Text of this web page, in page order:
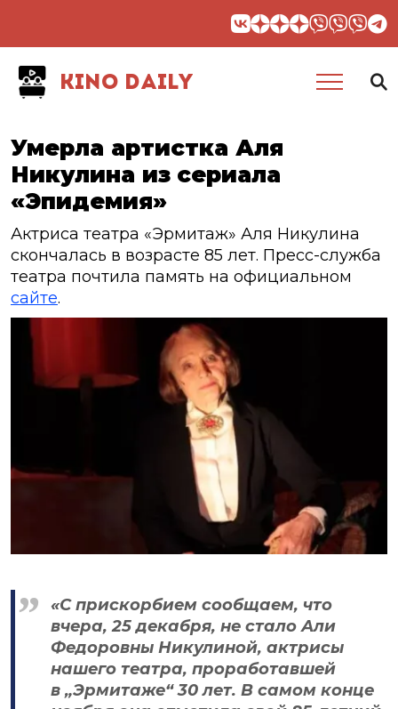
KINO DAILY
Умерла артистка Аля
Никулина из сериала
«Эпидемия»
Актриса театра «Эрмитаж» Аля Никулина
скончалась в возрасте 85 лет. Пресс-служба
театра почтила память на официальном
сайте.
«С прискорбием сообщаем, что
вчера, 25 декабря, не стало Али
Федоровны Никулиной, актрисы
нашего театра, проработавшей
в „Эрмитаже“ 30 лет. В самом конце